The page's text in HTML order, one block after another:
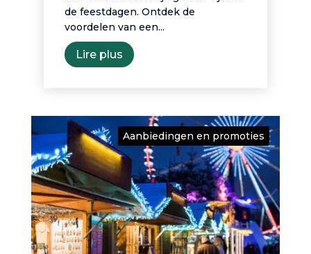
de feestdagen. Ontdek de
voordelen van een...
Lire plus
Aanbiedingen en promoties